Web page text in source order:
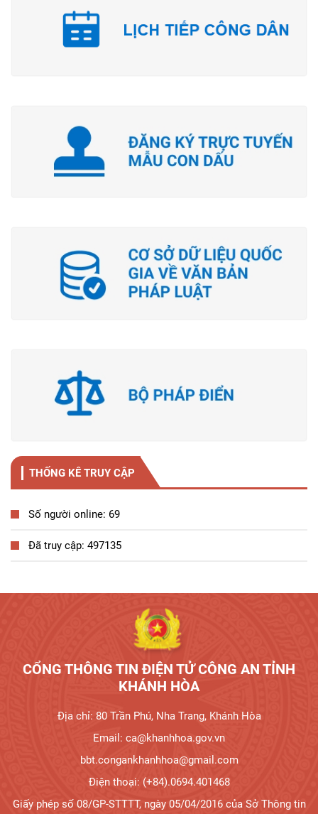
THỐNG KÊ TRUY CẬP
Số người online: 69
Đã truy cập: 497135
CỔNG THÔNG TIN ĐIỆN TỬ CÔNG AN TỈNH
KHÁNH HÒA
Địa chỉ: 80 Trần Phú, Nha Trang, Khánh Hòa
Email: ca@khanhhoa.gov.vn
bbt.congankhanhhoa@gmail.com
Điện thoại: (+84).0694.401468
Giấy phép số 08/GP-STTTT, ngày 05/04/2016 của Sở Thông tin